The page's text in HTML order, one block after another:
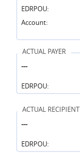
EDRPOU:
Account:
ACTUAL PAYER
---
EDRPOU:
ACTUAL RECIPIENT
---
EDRPOU: